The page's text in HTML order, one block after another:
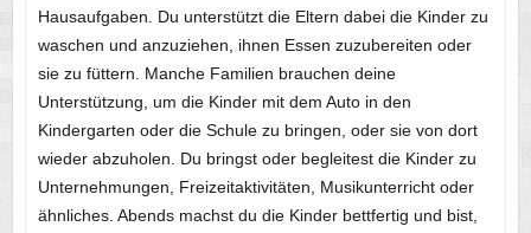
Hausaufgaben. Du unterstützt die Eltern dabei die Kinder zu
waschen und anzuziehen, ihnen Essen zuzubereiten oder
sie zu füttern. Manche Familien brauchen deine
Unterstützung, um die Kinder mit dem Auto in den
Kindergarten oder die Schule zu bringen, oder sie von dort
wieder abzuholen. Du bringst oder begleitest die Kinder zu
Unternehmungen, Freizeitaktivitäten, Musikunterricht oder
ähnliches. Abends machst du die Kinder bettfertig und bist,